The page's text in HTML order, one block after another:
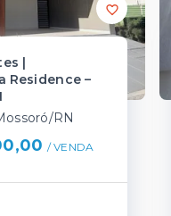
|
Residence –
RN
/ VENDA